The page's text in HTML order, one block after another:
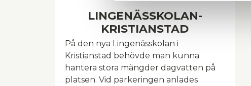
LINGENÄSSKOLAN-
KRISTIANSTAD
På den nya Lingenässkolan i
Kristianstad behövde man kunna
hantera stora mängder dagvatten på
platsen. Vid parkeringen anlades